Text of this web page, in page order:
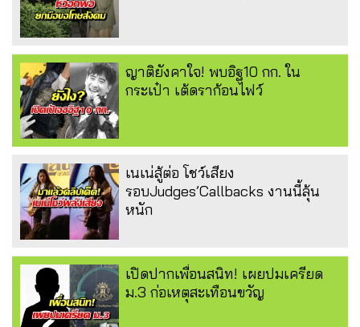
ญาติยังคาใจ! พบอิฐ10 กก. ใน
กระเป๋า เต้ดราก้อนไฟว์
เนเน่สู้ต่อ โชว์เสียง
รอบJudges’Callbacks งานนี้ลุ้น
หนัก
เปิดปากเพื่อนสนิท! เผยปมเครียด
ม.3 ก่อเหตุสะเทือนขวัญ